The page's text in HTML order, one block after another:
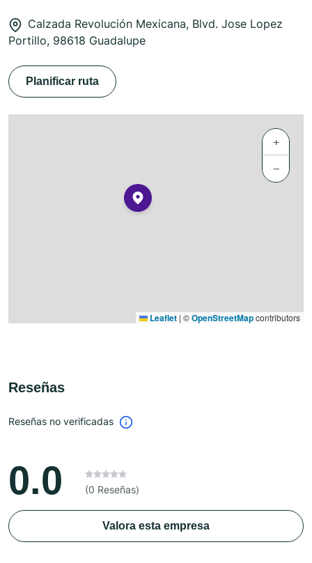
Calzada Revolución Mexicana, Blvd. Jose Lopez
Portillo, 98618 Guadalupe
Planificar ruta
+
−
Leaflet | ©OpenStreetMapcontributors
Reseñas
Reseñas no verificadas
0.0 (0 Reseñas)
Valora esta empresa